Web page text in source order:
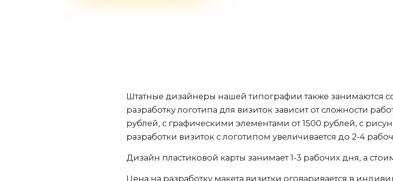
Штатные дизайнеры нашей типографии также занимаются
разработку логотипа для визиток зависит от сложности
рублей, с графическими элементами от 1500 рублей, с
разработки визиток с логотипом увеличивается до 2-4
Дизайн пластиковой карты занимает 1-3 рабочих дня, а
Цена на разработку макета визитки оговаривается в